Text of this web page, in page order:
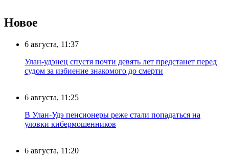
Новое
6 августа, 11:37
Улан-удэнец спустя почти девять лет предстанет перед
судом за избиение знакомого до смерти
6 августа, 11:25
В Улан-Удэ пенсионеры реже стали попадаться на
уловки кибермошенников
6 августа, 11:20